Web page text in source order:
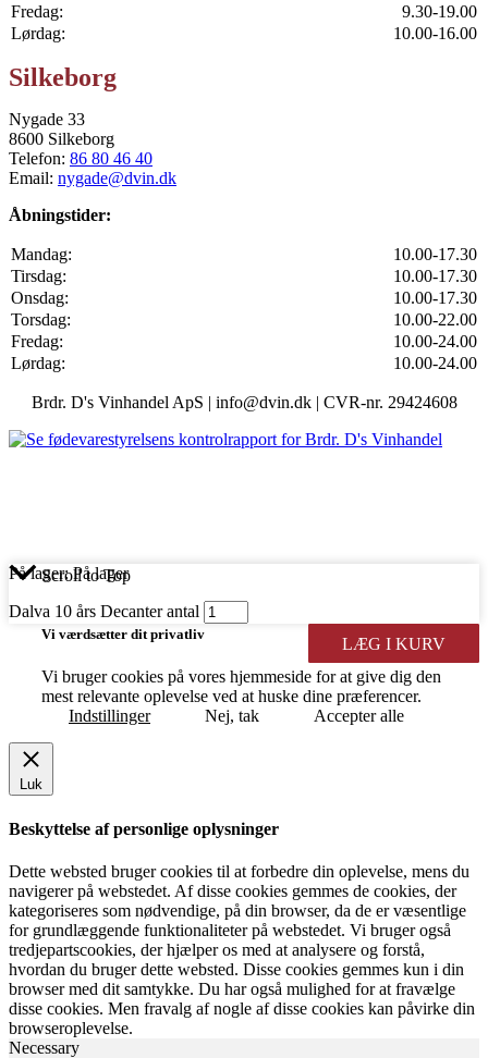
Fredag:
9.30-19.00
Lørdag:
10.00-16.00
Silkeborg
Nygade 33
8600 Silkeborg
Telefon: 86 80 46 40
Email: nygade@dvin.dk
Åbningstider:
Mandag:
10.00-17.30
Tirsdag:
10.00-17.30
Onsdag:
10.00-17.30
Torsdag:
10.00-22.00
Fredag:
10.00-24.00
Lørdag:
10.00-24.00
Brdr. D's Vinhandel ApS | info@dvin.dk | CVR-nr. 29424608
På lager: På lager
Dalva 10 års Decanter antal
LÆG I KURV
Scroll to Top
Vi værdsætter dit privatliv
Vi bruger cookies på vores hjemmeside for at give dig den
mest relevante oplevelse ved at huske dine præferencer.
Indstillinger
Nej, tak Accepter alle
Luk
Beskyttelse af personlige oplysninger
Dette websted bruger cookies til at forbedre din oplevelse, mens du
navigerer på webstedet. Af disse cookies gemmes de cookies, der
kategoriseres som nødvendige, på din browser, da de er væsentlige
for grundlæggende funktionaliteter på webstedet. Vi bruger også
tredjepartscookies, der hjælper os med at analysere og forstå,
hvordan du bruger dette websted. Disse cookies gemmes kun i din
browser med dit samtykke. Du har også mulighed for at fravælge
disse cookies. Men fravalg af nogle af disse cookies kan påvirke din
browseroplevelse.
Necessary